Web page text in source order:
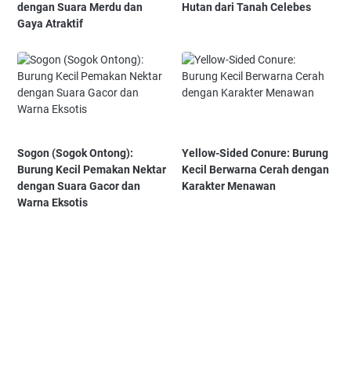
dengan Suara Merdu dan
Gaya Atraktif
Hutan dari Tanah Celebes
Sogon (Sogok Ontong):
Burung Kecil Pemakan Nektar
dengan Suara Gacor dan
Warna Eksotis
Yellow-Sided Conure: Burung
Kecil Berwarna Cerah dengan
Karakter Menawan